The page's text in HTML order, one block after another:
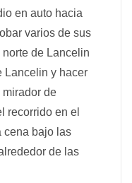
en auto hacia
varios de sus
de Lancelin
Lancelin y hacer
de
recorrido en el
cena bajo las
de las